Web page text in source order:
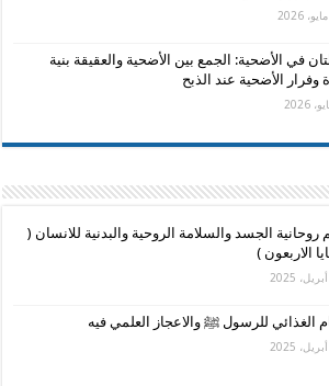
في الأضحية: الجمع بين الأضحية والعقيقة بنية
وفرار الأضحية عند الذبح
روحانية الجسد والسلامة الروحية والبدنية للانسان (
الاربعون )
الغذائي للرسول ﷺ والاعجاز العلمي فيه